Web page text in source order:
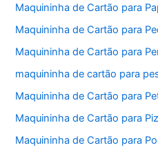
Maquininha de Cartão para
Maquininha de Cartão para
Maquininha de Cartão para
maquininha de cartão para
Maquininha de Cartão para
Maquininha de Cartão para
Maquininha de Cartão para